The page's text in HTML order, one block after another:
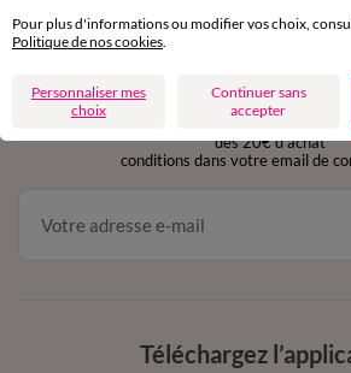
en vous inscrivant à la
dès 20€ d’achat
conditions dans votre email de
Téléchargez
Pour plus d'informations ou modifier vos choix,
Politique de nos cookies
Personnaliser mes
choix
Continuer sans
accepter